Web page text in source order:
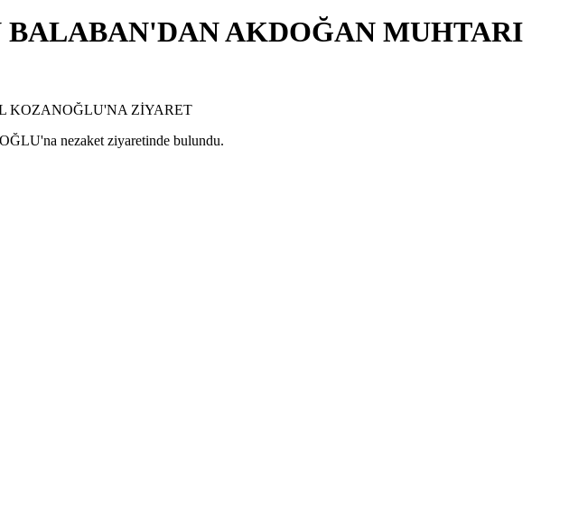
AKDOĞAN MUHTARI
nezaket ziyaretinde bulundu.